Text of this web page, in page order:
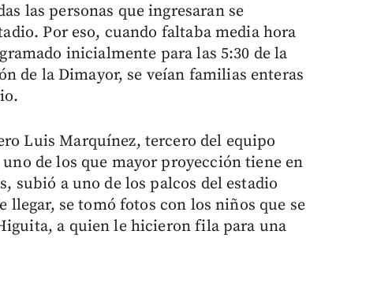
las personas que ingresaran se
Por eso, cuando faltaba media hora
inicialmente para las 5:30 de la
de la Dimayor, se veían familias enteras
Luis Marquínez, tercero del equipo
de los que mayor proyección tiene en
subió a uno de los palcos del estadio
llegar, se tomó fotos con los niños que se
a quien le hicieron fila para una